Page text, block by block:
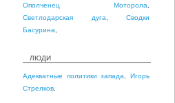
Ополченец Моторола
Светлодарская дуга
Сводки
Басурина
ЛЮДИ
Адекватные политики запада ,Игорь
Стрелков